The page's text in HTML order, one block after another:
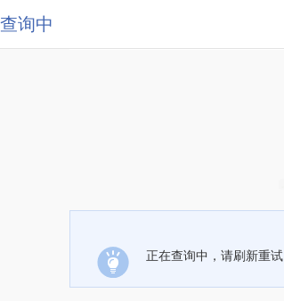
询中
正在查询中，请刷新重试